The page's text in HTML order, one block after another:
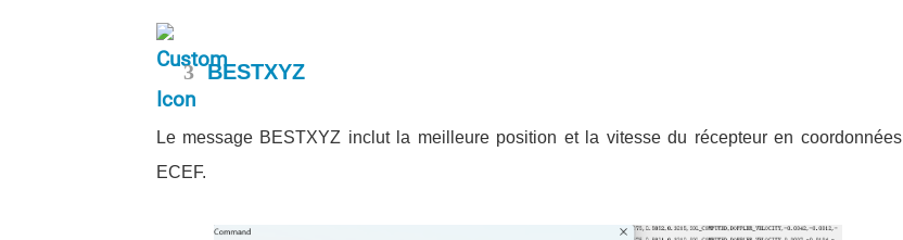
3 BESTXYZ
Le message BESTXYZ inclut la meilleure position et la vitesse du récepteur en coordonnées
ECEF.